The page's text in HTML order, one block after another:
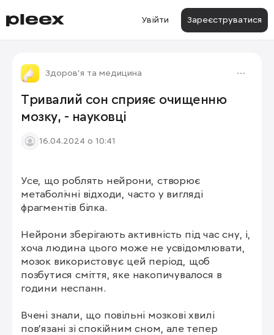
Увійти Зареєструватися
Здоров'я та медицина
Тривалий сон сприяє очищенню
мозку, - науковці
16.04.2024 о 10:41
Усе, що роблять нейрони, створює
метаболічні відходи, часто у вигляді
фрагментів білка.
Нейрони зберігають активність під час сну, і,
хоча людина цього може не усвідомлювати,
мозок використовує цей період, щоб
позбутися сміття, яке накопичувалося в
години неспанн.
Вчені знали, що повільні мозкові хвилі
пов'язані зі спокійним сном, але тепер